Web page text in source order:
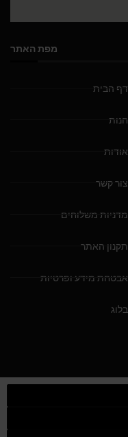
מפת האתר
דף הבית
חנות
אודות
צור קשר
מדניות משלוחים
תקנון האתר
אבטחת מידע ופרטיות
בלוג